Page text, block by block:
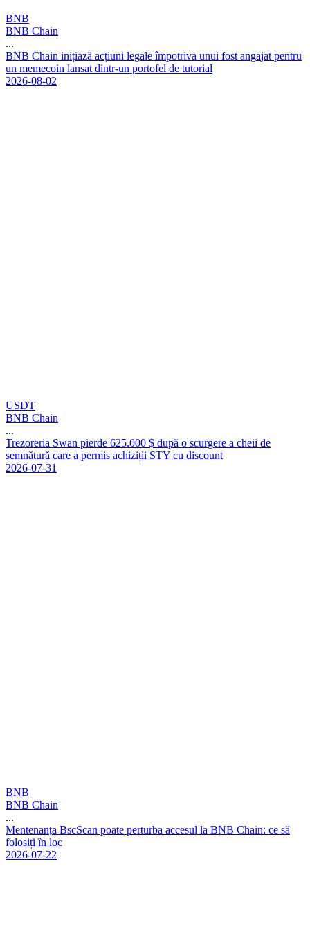
BNB
BNB Chain
...
BNB Chain inițiază acțiuni legale împotriva unui fost angajat pentru
un memecoin lansat dintr-un portofel de tutorial
2026-08-02
USDT
BNB Chain
...
Trezoreria Swan pierde 625.000 $ după o scurgere a cheii de
semnătură care a permis achiziții STY cu discount
2026-07-31
BNB
BNB Chain
...
Mentenanța BscScan poate perturba accesul la BNB Chain: ce să
folosiți în loc
2026-07-22